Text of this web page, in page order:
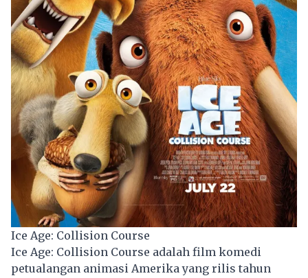
Ice Age: Collision Course
Ice Age: Collision Course adalah film komedi
petualangan animasi Amerika yang rilis tahun